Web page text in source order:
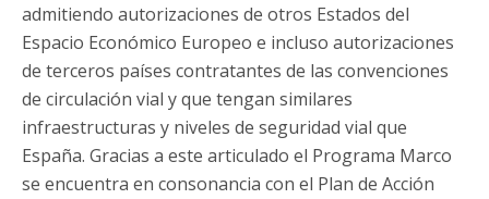
admitiendo autorizaciones de otros Estados del
Espacio Económico Europeo e incluso autorizaciones
de terceros países contratantes de las convenciones
de circulación vial y que tengan similares
infraestructuras y niveles de seguridad vial que
España. Gracias a este articulado el Programa Marco
se encuentra en consonancia con el Plan de Acción